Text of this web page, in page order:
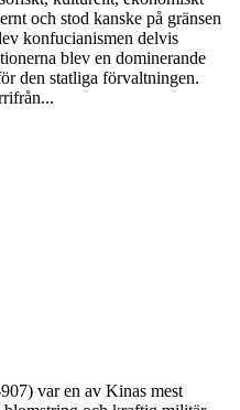
och stod kanske på gränsen
konfucianismen delvis
blev en dominerande
den statliga förvaltningen.
var en av Kinas mest